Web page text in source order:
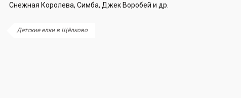
Снежная Королева, Симба, Джек Воробей и др.
Детские елки в Щёлково